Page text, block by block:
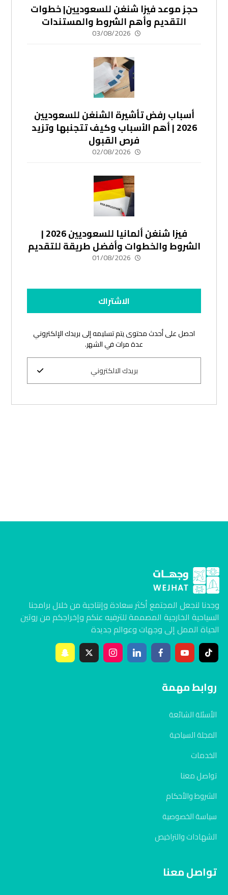
حجز موعد فيزا شنغن للسعوديين| خطوات
التقديم وأهم الشروط والمستندات
03/08/2026
أسباب رفض تأشيرة الشنغن للسعوديين
2026 | أهم الأسباب وكيف تتجنبها وتزيد
فرص القبول
02/08/2026
فيزا شنغن ألمانيا للسعوديين 2026 |
الشروط والخطوات وأفضل طريقة للتقديم
01/08/2026
الاشتراك
احصل على أحدث محتوى يتم تسليمه إلى بريدك الإلكتروني
عدة مرات في الشهر.
وجدنا لنجعل المجتمع أكثر سعادة وإنتاجية من خلال برامجنا
السياحية الخارجية المصممة للترفيه عنكم وإخراجكم من روتين
الحياة الممل إلى وجهات وعوالم جديدة
روابط مهمة
الأسئلة الشائعة
المجلة السياحية
الخدمات
تواصل معنا
الشروط والأحكام
سياسة الخصوصية
الشهادات والتراخيص
تواصل معنا